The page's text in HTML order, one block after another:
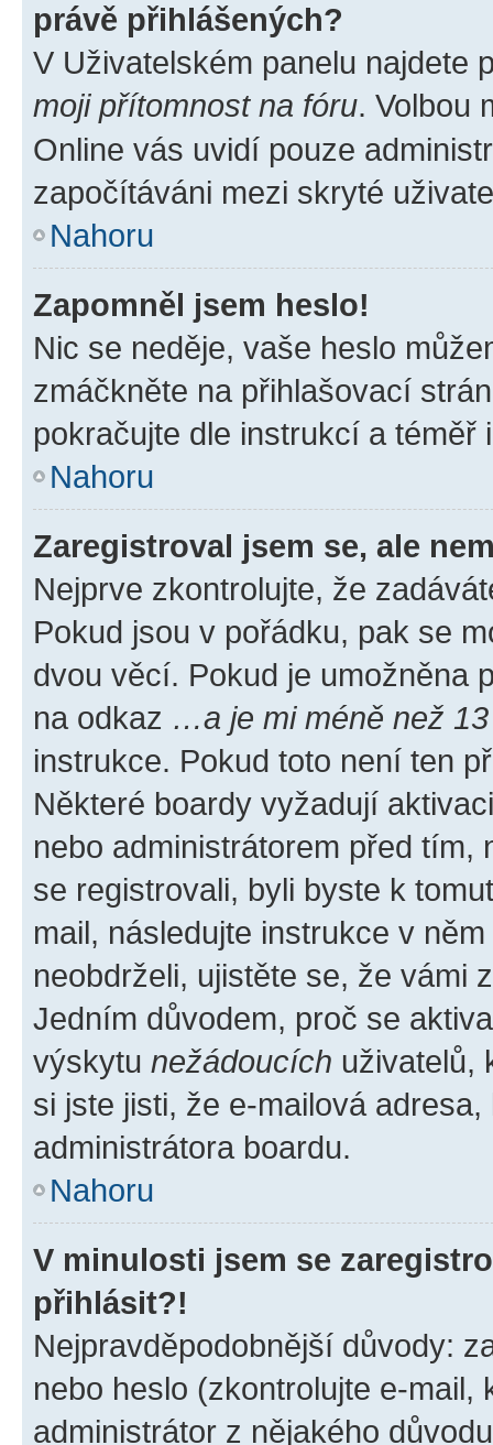
právě přihlášených?
V Uživatelském panelu najdete
moji přítomnost na fóru. Volbou
Online vás uvidí pouze
započítáváni mezi skryté
Nahoru
Zapomněl jsem heslo!
Nic se neděje, vaše heslo
zmáčkněte na přihlašovací
pokračujte dle instrukcí a téměř
Nahoru
Zaregistroval jsem se, ale
Nejprve zkontrolujte, že
Pokud jsou v pořádku, pak se
dvou věcí. Pokud je umožněna
na odkaz …a je mi méně než
instrukce. Pokud toto není ten
Některé boardy vyžadují
nebo administrátorem před tím,
se registrovali, byli byste k
mail, následujte instrukce v
neobdrželi, ujistěte se, že vámi
Jedním důvodem, proč se
výskytu nežádoucích uživatelů,
si jste jisti, že e-mailová
administrátora boardu.
Nahoru
V minulosti jsem se
přihlásit?!
Nejpravděpodobnější důvody:
nebo heslo (zkontrolujte e-
administrátor z nějakého